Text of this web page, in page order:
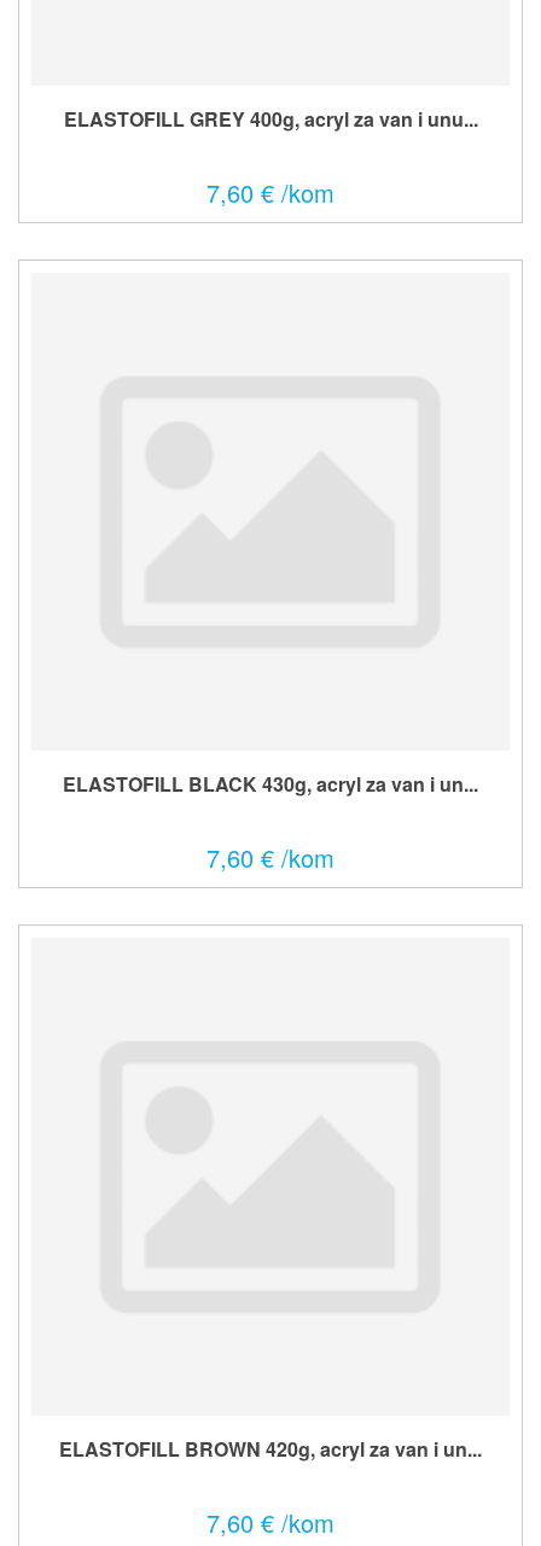
ELASTOFILL GREY 400g, acryl za van i unu...
7,60 € /kom
ELASTOFILL BLACK 430g, acryl za van i un...
7,60 € /kom
ELASTOFILL BROWN 420g, acryl za van i un...
7,60 € /kom